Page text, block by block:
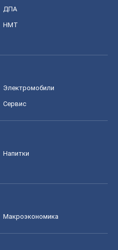
ДПА
НМТ
Электромобили
Сервис
Напитки
Mакроэкономика